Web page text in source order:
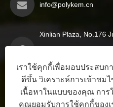
info@polykem.cn
Xinlian Plaza, No.176
เต่า, มณฑลซานตง, จีน
ลิขสิทธิ์ © 2024 Qingdao
เราใช้คุกกี้เพื่อมอบประสบก
ดีขึ้น วิเคราะห์การเข้าชม
เนื้อหาในแบบของคุณ การ
คุณยอมรับการใช้คุกกี้ของเ